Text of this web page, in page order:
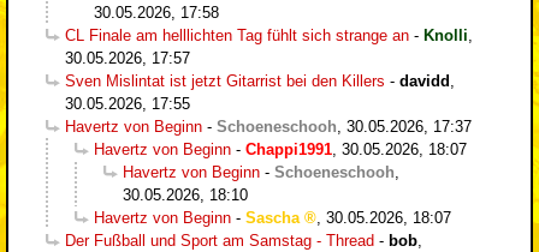
30.05.2026, 17:58
CL Finale am helllichten Tag fühlt sich strange an - Knolli
30.05.2026, 17:57
Sven Mislintat ist jetzt Gitarrist bei den Killers - davidd
30.05.2026, 17:55
Havertz von Beginn - Schoeneschooh 30.05.2026, 17:37
Havertz von Beginn - Chappi1991 30.05.2026, 18:07
Havertz von Beginn - Schoeneschooh
30.05.2026, 18:10
Havertz von Beginn - Sascha
30.05.2026, 18:07
Der Fußball und Sport am Samstag - Thread - bob